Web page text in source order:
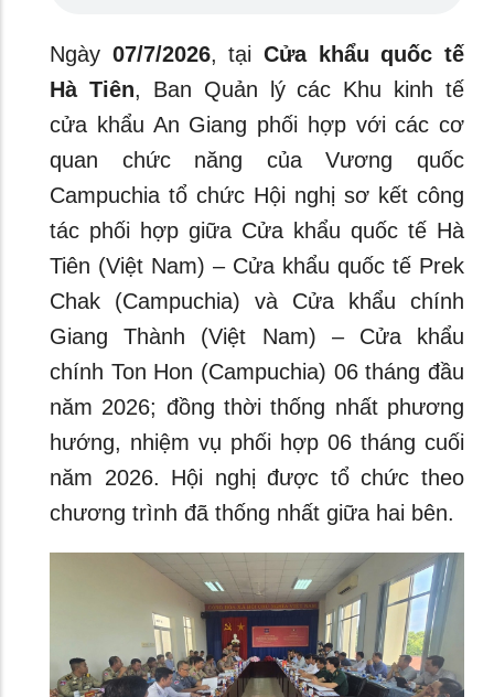
Ngày 07/7/2026, tạiCửa khẩu quốc tế
Hà Tiên, Ban Quản lý các Khu kinh tế
cửa khẩu An Giang phối hợp với các cơ
quan chức năng của Vương quốc
Campuchia tổ chức Hội nghị sơ kết công
tác phối hợp giữa Cửa khẩu quốc tế Hà
Tiên (Việt Nam) – Cửa khẩu quốc tế Prek
Chak (Campuchia) và Cửa khẩu chính
Giang Thành (Việt Nam) – Cửa khẩu
chính Ton Hon (Campuchia) 06 tháng đầu
năm 2026; đồng thời thống nhất phương
hướng, nhiệm vụ phối hợp 06 tháng cuối
năm 2026. Hội nghị được tổ chức theo
chương trình đã thống nhất giữa hai bên.